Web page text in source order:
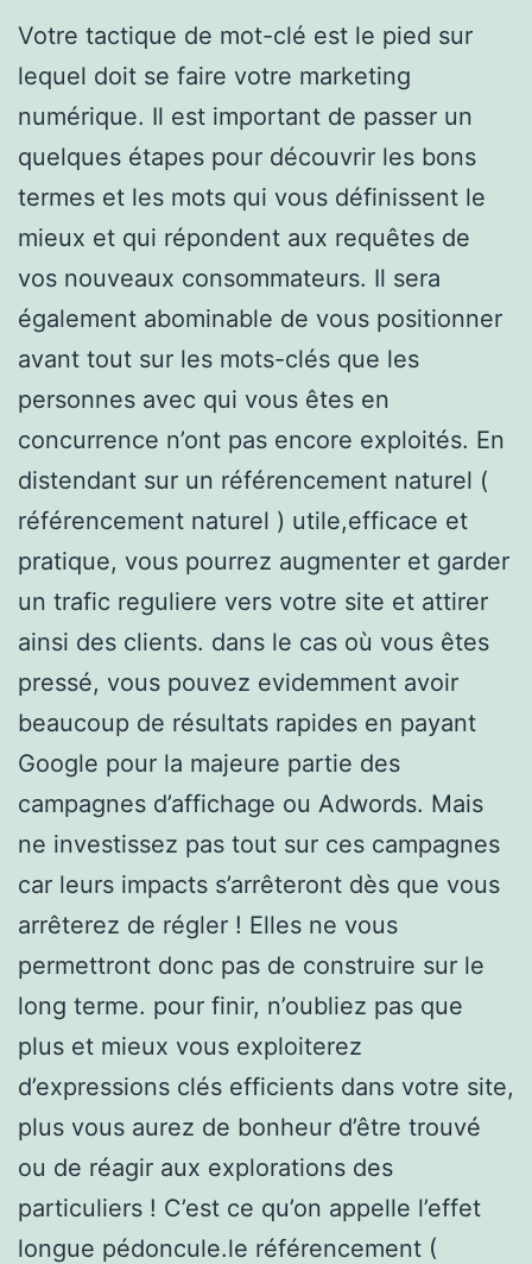
Votre tactique de mot-clé est le pied sur
lequel doit se faire votre marketing
numérique. Il est important de passer un
quelques étapes pour découvrir les bons
termes et les mots qui vous définissent le
mieux et qui répondent aux requêtes de
vos nouveaux consommateurs. Il sera
également abominable de vous positionner
avant tout sur les mots-clés que les
personnes avec qui vous êtes en
concurrence n’ont pas encore exploités. En
distendant sur un référencement naturel (
référencement naturel ) utile,efficace et
pratique, vous pourrez augmenter et garder
un trafic reguliere vers votre site et attirer
ainsi des clients. dans le cas où vous êtes
pressé, vous pouvez evidemment avoir
beaucoup de résultats rapides en payant
Google pour la majeure partie des
campagnes d’affichage ou Adwords. Mais
ne investissez pas tout sur ces campagnes
car leurs impacts s’arrêteront dès que vous
arrêterez de régler ! Elles ne vous
permettront donc pas de construire sur le
long terme. pour finir, n’oubliez pas que
plus et mieux vous exploiterez
d’expressions clés efficients dans votre site,
plus vous aurez de bonheur d’être trouvé
ou de réagir aux explorations des
particuliers ! C’est ce qu’on appelle l’effet
longue pédoncule.le référencement (